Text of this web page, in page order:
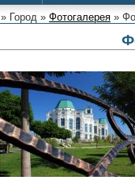
» Город » Фотогалерея »